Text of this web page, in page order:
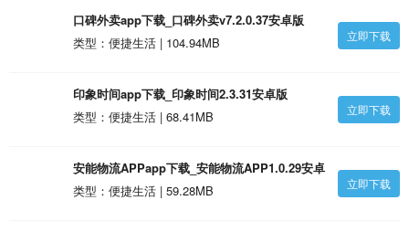
口碑外卖app下载_口碑外卖v7.2.0.37安卓版
类型：便捷生活 | 104.94MB
立即下载
印象时间app下载_印象时间2.3.31安卓版
类型：便捷生活 | 68.41MB
立即下载
安能物流APPapp下载_安能物流APP1.0.29安卓
版
类型：便捷生活 | 59.28MB 立即下载